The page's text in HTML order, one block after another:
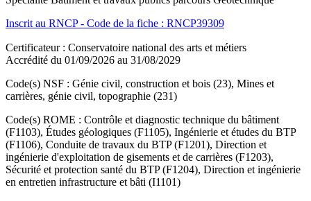
Inscrit au RNCP - Code de la fiche : RNCP39309
Certificateur : Conservatoire national des arts et métiers
Accrédité du 01/09/2026 au 31/08/2029
Code(s) NSF : Génie civil, construction et bois (23), Mines et
carrières, génie civil, topographie (231)
Code(s) ROME : Contrôle et diagnostic technique du bâtiment
(F1103), Études géologiques (F1105), Ingénierie et études du BTP
(F1106), Conduite de travaux du BTP (F1201), Direction et
ingénierie d'exploitation de gisements et de carrières (F1203),
Sécurité et protection santé du BTP (F1204), Direction et ingénierie
en entretien infrastructure et bâti (I1101)